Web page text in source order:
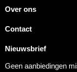
Over ons
Contact
Nieuwsbrief
Geen aanbiedingen